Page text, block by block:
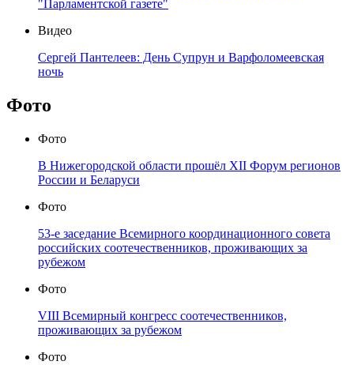
"Парламентской газете"
Видео
Сергей Пантелеев: День Супрун и Варфоломеевская
ночь
Фото
Фото
В Нижегородской области прошёл XII Форум регионов
России и Беларуси
Фото
53-е заседание Всемирного координационного совета
российских соотечественников, проживающих за
рубежом
Фото
VIII Всемирный конгресс соотечественников,
проживающих за рубежом
Фото